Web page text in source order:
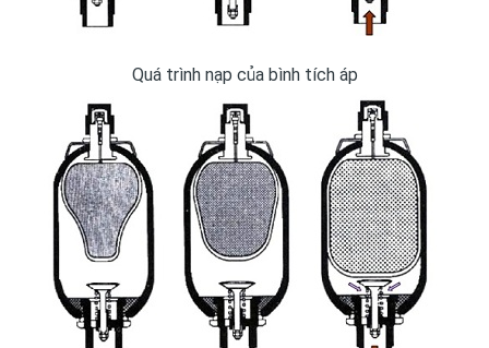
Quá trình nạp của bình tích áp